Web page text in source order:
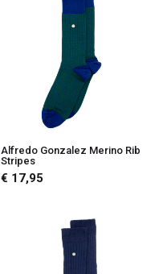
Alfredo Gonzalez Merino Rib
Stripes
€ 17,95